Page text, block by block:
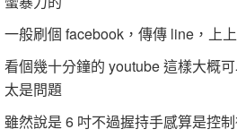
一般刷個 facebook，傳傳 line，上
看個幾十分鐘的 youtube 這樣大概
太是問題
雖然說是 6 吋不過握持手感算是控